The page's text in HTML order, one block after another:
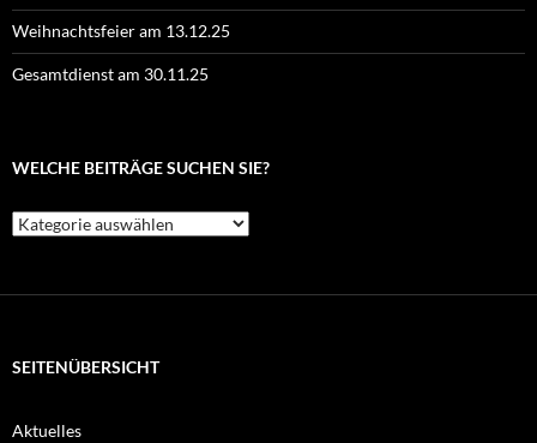
Weihnachtsfeier am 13.12.25
Gesamtdienst am 30.11.25
WELCHE BEITRÄGE SUCHEN SIE?
Welche
Beiträge
SEITENÜBERSICHT
Aktuelles